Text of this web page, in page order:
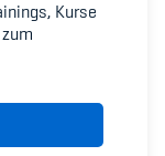
Kurse